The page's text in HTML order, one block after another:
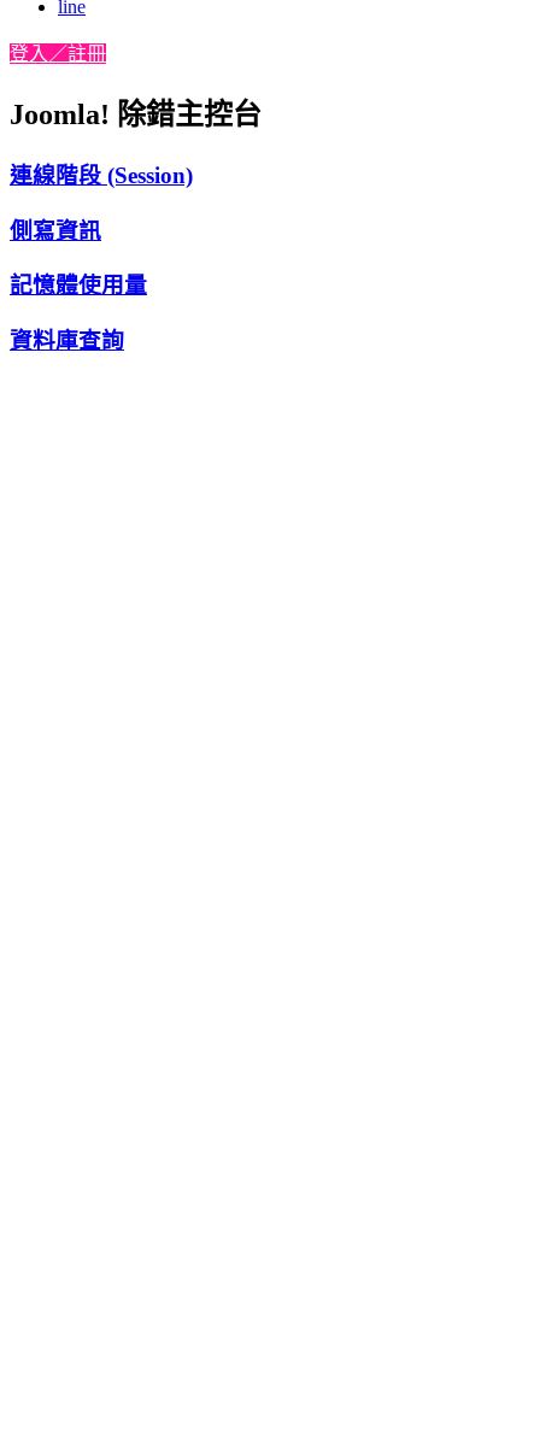
line
登入／註冊
Joomla! 除錯主控台
連線階段 (Session)
側寫資訊
記憶體使用量
資料庫查詢